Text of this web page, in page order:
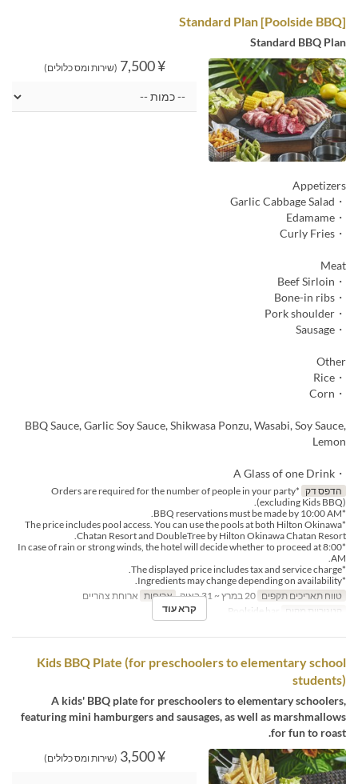
[Poolside BBQ] Standard Plan
Standard BBQ Plan
¥ 7,500 (שירות ומס כלולים)
Appetizers
・Garlic Cabbage Salad
・Edamame
・Curly Fries
Meat
・Beef Sirloin
・Bone-in ribs
・Pork shoulder
・Sausage
Other
・Rice
・Corn
BBQ Sauce, Garlic Soy Sauce, Shikwasa Ponzu, Wasabi, Soy Sauce,
Lemon
・A Glass of one Drink
הדפס דק
*Orders are required for the number of people in your party
(excluding Kids BBQ).
*BBQ reservations must be made by 10:00 AM.
*The price includes pool access. You can use the pools at both Hilton Okinawa
Chatan Resort and DoubleTree by Hilton Okinawa Chatan Resort.
*In case of rain or strong winds, the hotel will decide whether to proceed at 8:00
AM.
*The displayed price includes tax and service charge.
*Ingredients may change depending on availability.
טווח תאריכים תקפים
ארוחות ארוחת צהריים
קטגוריית מקום
קרא עוד
Kids BBQ Plate (for preschoolers to elementary school
students)
A kids' BBQ plate for preschoolers to elementary schoolers,
featuring mini hamburgers and sausages, as well as marshmallows
for fun to roast.
¥ 3,500 (שירות ומס כלולים)